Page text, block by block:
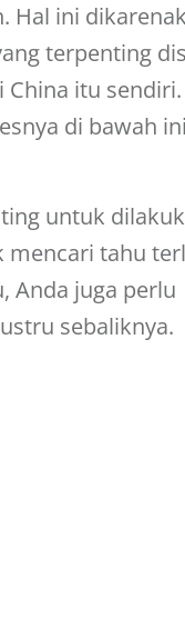
Hal ini
terpenting
itu
di bawah
untuk
mencari tahu
Anda juga perlu
sebaliknya.